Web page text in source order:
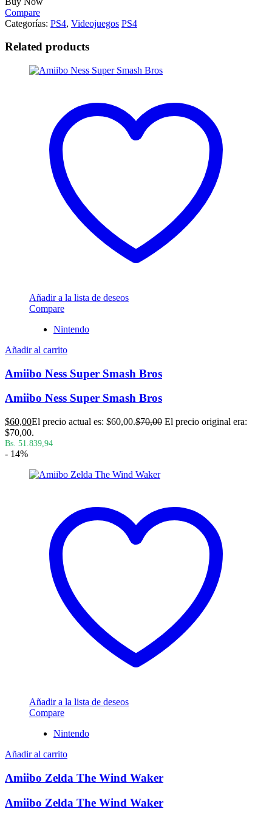
Compare
Categorías: PS4, Videojuegos PS4
Related products
Añadir a la lista de deseos
Compare
Nintendo
Añadir al carrito
Amiibo Ness Super Smash Bros
Amiibo Ness Super Smash Bros
$60,00El precio actual es: $60,00.$70,00 El precio original era:
$70,00.
Bs. 51.839,94
- 14%
Añadir a la lista de deseos
Compare
Nintendo
Añadir al carrito
Amiibo Zelda The Wind Waker
Amiibo Zelda The Wind Waker